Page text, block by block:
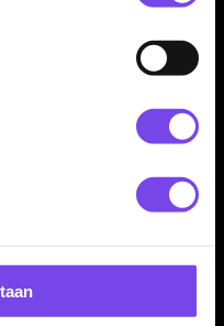
Goldline 90% 21 t/m 27